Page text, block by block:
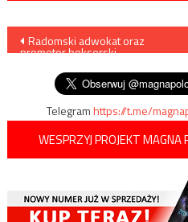
Nawigacja
wpisu
Radomski adwokat oraz
promotor bokserski
Telegramhttps://t.me/
WESPRZYJ PROJEKT MAGNA